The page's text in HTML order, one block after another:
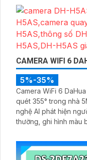
DMSS
CAMERA WIFI 6
5%-35%
Camera WiFi 6
quét 355° trong nhà
nghệ AI phát hiện
thường, ghi hình màu
dụng DMSS,